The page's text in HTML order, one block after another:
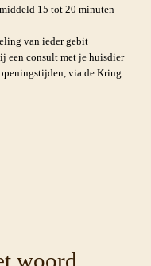
15 tot 20 minuten
van ieder gebit
consult met je huisdier
via de Kring
woord